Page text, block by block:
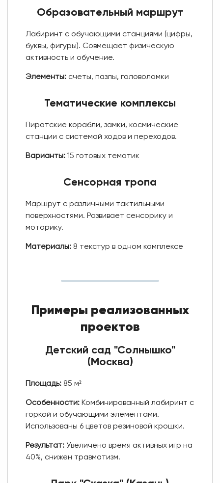
Образовательный маршрут
Лабиринт с обучающими станциями (цифры,
буквы, фигуры). Совмещает физическую
активность и обучение.
Элементы:счеты, пазлы, головоломки
Тематические комплексы
Пиратские корабли, замки, космические
станции с системой ходов и переходов.
Варианты:15 готовых тематик
Сенсорная тропа
Маршрут с различными тактильными
поверхностями. Развивает сенсорику и
моторику.
Материалы:8 текстур в одном комплексе
Примеры реализованных
проектов
Детский сад "Солнышко"
(Москва)
Площадь:85 м²
Особенности:Комбинированный лабиринт с
горкой и обучающими элементами.
Использованы 6 цветов резиновой крошки.
Результат:Увеличено время активных игр на
40%, снижен травматизм.